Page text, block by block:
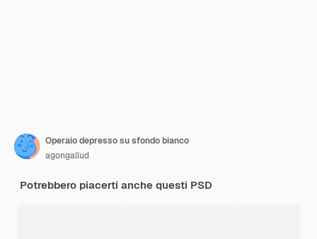
Operaio depresso su sfondo bianco
agongallud
Potrebbero piacerti anche questi PSD